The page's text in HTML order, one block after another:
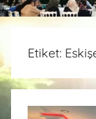
Etiket: